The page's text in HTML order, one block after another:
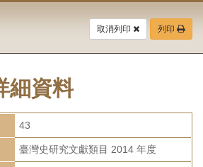
取消列印 列印
細資料
43
臺灣史研究文獻類目 2014 年度